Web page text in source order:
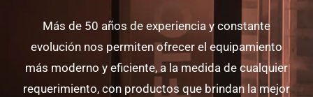
Más de 50 años de experiencia y constante
evolución nos permiten ofrecer el equipamiento
más moderno y eficiente, a la medida de cualquier
requerimiento, con productos que brindan la mejor